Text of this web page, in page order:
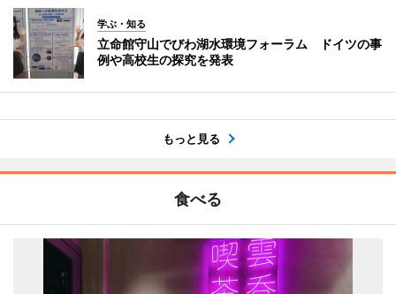
学ぶ・知る
立命館守山でびわ湖水環境フォーラム ドイツの事
例や高校生の探究を発表
もっと見る
食べる